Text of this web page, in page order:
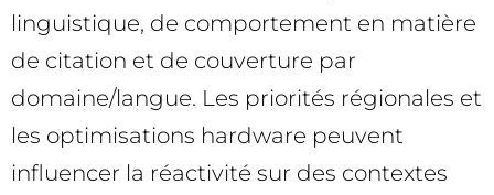
linguistique, de comportement en matière
de citation et de couverture par
domaine/langue. Les priorités régionales et
les optimisations hardware peuvent
influencer la réactivité sur des contextes